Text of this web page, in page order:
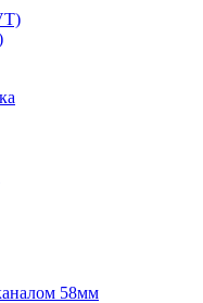
58мм